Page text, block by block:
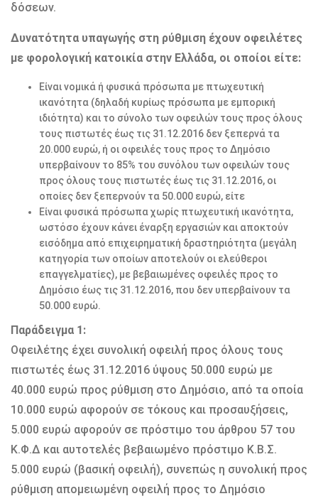
δόσεων.
Δυνατότητα υπαγωγής στη ρύθμιση έχουν οφειλέτες
με φορολογική κατοικία στην Ελλάδα, οι οποίοι είτε:
Είναι νομικά ή φυσικά πρόσωπα με πτωχευτική
ικανότητα (δηλαδή κυρίως πρόσωπα με εμπορική
ιδιότητα) και το σύνολο των οφειλών τους προς όλους
τους πιστωτές έως τις 31.12.2016 δεν ξεπερνά τα
20.000 ευρώ, ή οι οφειλές τους προς το Δημόσιο
υπερβαίνουν το 85% του συνόλου των οφειλών τους
προς όλους τους πιστωτές έως τις 31.12.2016, οι
οποίες δεν ξεπερνούν τα 50.000 ευρώ, είτε
Είναι φυσικά πρόσωπα χωρίς πτωχευτική ικανότητα,
ωστόσο έχουν κάνει έναρξη εργασιών και αποκτούν
εισόδημα από επιχειρηματική δραστηριότητα (μεγάλη
κατηγορία των οποίων αποτελούν οι ελεύθεροι
επαγγελματίες), με βεβαιωμένες οφειλές προς το
Δημόσιο έως τις 31.12.2016, που δεν υπερβαίνουν τα
50.000 ευρώ.
Παράδειγμα 1:
Οφειλέτης έχει συνολική οφειλή προς όλους τους
πιστωτές έως 31.12.2016 ύψους 50.000 ευρώ με
40.000 ευρώ προς ρύθμιση στο Δημόσιο, από τα οποία
10.000 ευρώ αφορούν σε τόκους και προσαυξήσεις,
5.000 ευρώ αφορούν σε πρόστιμο του άρθρου 57 του
Κ.Φ.Δ και αυτοτελές βεβαιωμένο πρόστιμο Κ.Β.Σ.
5.000 ευρώ (βασική οφειλή), συνεπώς η συνολική προς
ρύθμιση απομειωμένη οφειλή προς το Δημόσιο